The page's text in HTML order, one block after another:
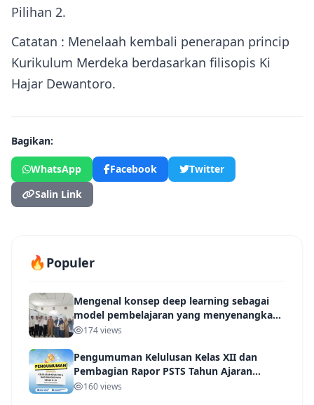
Pilihan 2.
Catatan : Menelaah kembali penerapan princip
Kurikulum Merdeka berdasarkan filisopis Ki
Hajar Dewantoro.
Bagikan:
WhatsApp Facebook
Twitter
Salin Link
🔥Populer
Mengenal konsep deep learning sebagai
model pembelajaran yang menyenangkan
IHT174 views
Pengumuman Kelulusan Kelas XII dan
Pembagian Rapor PSTS Tahun Ajaran
2025/2026
160 views